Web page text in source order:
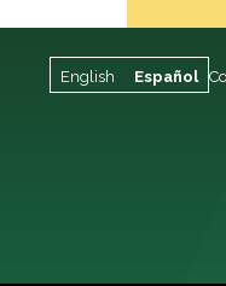
English Español